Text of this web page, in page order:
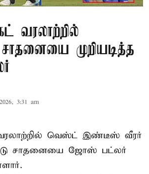
வரலாற்றில்
முறியடித்த
3:31 am
வரலாற்றில் வெஸ்ட் இண்டீஸ் வீரர்
சாதனையை ஜோஸ் பட்லர்